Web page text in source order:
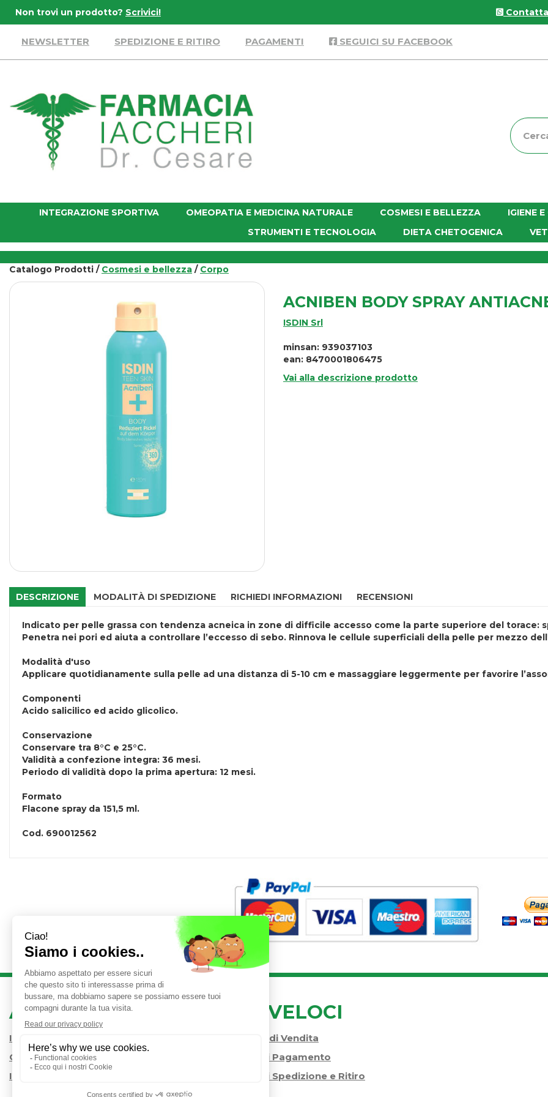
principale
Non trovi un prodotto? Scrivici!
NEWSLETTER SPEDIZIONE E RITIRO PAGAMENTI SEGUICI SU FACEBOOK
Farmacia
Iaccheri
Cerca
INTEGRAZIONE SPORTIVA OMEOPATIA E MEDICINA NATURALE COSMESI E BELLEZZA IGIENE
STRUMENTI E TECNOLOGIA
DIETA CHETOGENICA
Catalogo Prodotti / Cosmesi e bellezza / Corpo
ACNIBEN BODY SPRAY
ISDIN Srl
minsan: 939037103
ean: 8470001806475
Vai alla descrizione prodotto
DESCRIZIONE MODALITÀ DI SPEDIZIONE RICHIEDI INFORMAZIONI RECENSIONI
Indicato per pelle grassa con tendenza acneica in zone di difficile accesso come la parte superiore del torace:
Penetra nei pori ed aiuta a controllare l’eccesso di sebo. Rinnova le cellule superficiali della pelle per mezzo
Modalità d'uso
Applicare quotidianamente sulla pelle ad una distanza di 5-10 cm e massaggiare leggermente per favorire
Componenti
Acido salicilico ed acido glicolico.
Conservazione
Conservare tra 8°C e 25°C.
Validità a confezione integra: 36 mesi.
Periodo di validità dopo la prima apertura: 12 mesi.
Formato
Flacone spray da 151,5 ml.
Cod. 690012562
AREA UTENTE
Iscrizione alla Newsletter
Contatti
Informativa Privacy
LINK VELOCI
Condizioni di Vendita
Modalità di Pagamento
Modalità di Spedizione e Ritiro